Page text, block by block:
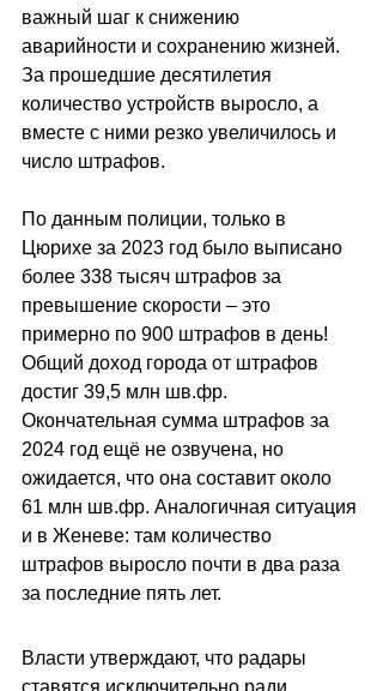
важный шаг к снижению
аварийности и сохранению жизней.
За прошедшие десятилетия
количество устройств выросло, а
вместе с ними резко увеличилось и
число штрафов.
По данным полиции, только в
Цюрихе за 2023 год было выписано
более 338 тысяч штрафов за
превышение скорости – это
примерно по 900 штрафов в день!
Общий доход города от штрафов
достиг 39,5 млн шв.фр.
Окончательная сумма штрафов за
2024 год ещё не озвучена, но
ожидается, что она составит около
61 млн шв.фр. Аналогичная ситуация
и в Женеве: там количество
штрафов выросло почти в два раза
за последние пять лет.
Власти утверждают, что радары
ставятся исключительно ради